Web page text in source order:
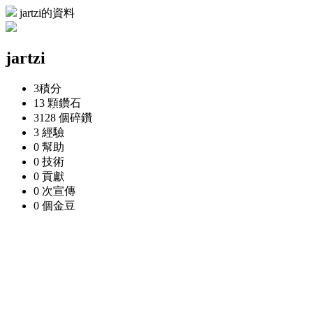
jartzi的資料
jartzi
3積分
13 顆鑽石
3128 個碎鑽
3 經驗
0 幫助
0 技術
0 貢獻
0 次宣傳
0 個金豆